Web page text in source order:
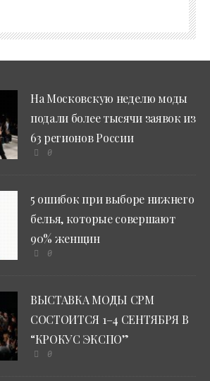
На Московскую неделю моды
подали более тысячи заявок из
63 регионов России
0
5 ошибок при выборе нижнего
белья, которые совершают
90% женщин
0
ВЫСТАВКА МОДЫ CPM
СОСТОИТСЯ 1–4 СЕНТЯБРЯ В
“КРОКУС ЭКСПО”
0